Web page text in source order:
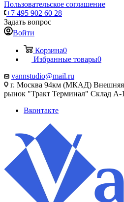
Пользовательское соглашение
+7 495 902 60 28
Задать вопрос
Войти
Корзина0
Избранные товары0
vannstudio@mail.ru
г. Москва 94км (МКАД) Внешняя
рынок "Тракт Терминал" Склад А-
Вконтакте